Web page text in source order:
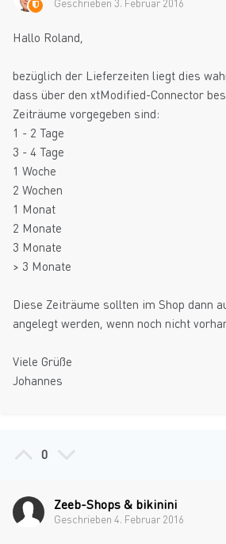
Geschrieben 3. Februar 2016
Hallo Roland,
bezüglich der Lieferzeiten liegt dies
dass über den xtModified-Connector
Zeiträume vorgegeben sind:
1 - 2 Tage
3 - 4 Tage
1 Woche
2 Wochen
1 Monat
2 Monate
3 Monate
> 3 Monate
Diese Zeiträume sollten im Shop dann
angelegt werden, wenn noch nicht
Viele Grüße
Johannes
0
Zeeb-Shops & bikinini
Geschrieben 4. Februar 2016